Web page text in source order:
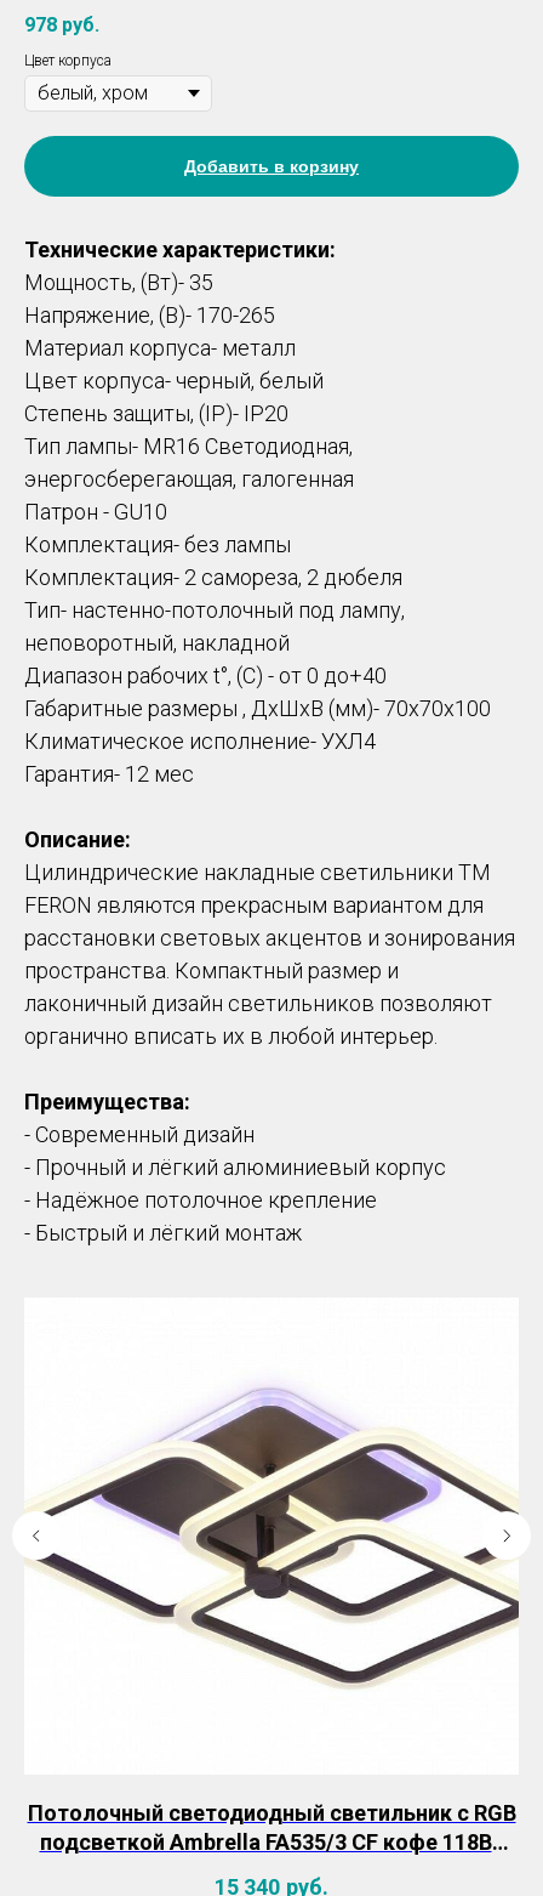
978 руб.
Цвет корпуса
Добавить в корзину
Технические характеристики:
Мощность, (Вт)- 35
Напряжение, (В)- 170-265
Материал корпуса- металл
Цвет корпуса- черный, белый
Степень защиты, (IP)- IP20
Тип лампы- MR16 Светодиодная,
энергосберегающая, галогенная
Патрон - GU10
Комплектация- без лампы
Комплектация- 2 самореза, 2 дюбеля
Тип- настенно-потолочный под лампу,
неповоротный, накладной
Диапазон рабочих t°, (C) - от 0 до+40
Габаритные размеры , ДхШхВ (мм)- 70х70х100
Климатическое исполнение- УХЛ4
Гарантия- 12 мес
Описание:
Цилиндрические накладные светильники ТМ
FERON являются прекрасным вариантом для
расстановки световых акцентов и зонирования
пространства. Компактный размер и
лаконичный дизайн светильников позволяют
органично вписать их в любой интерьер.
Преимущества:
- Современный дизайн
- Прочный и лёгкий алюминиевый корпус
- Надёжное потолочное крепление
- Быстрый и лёгкий монтаж
Потолочный светодиодный светильник с RGB
подсветкой Ambrella FA535/3 CF кофе 118Вт
(управление с телефона и ПДУ)
15 340 руб.